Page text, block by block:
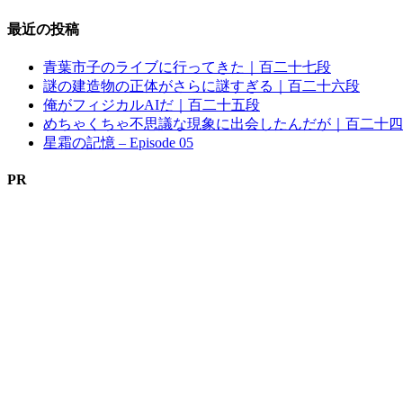
最近の投稿
青葉市子のライブに行ってきた｜百二十七段
謎の建造物の正体がさらに謎すぎる｜百二十六段
俺がフィジカルAIだ｜百二十五段
めちゃくちゃ不思議な現象に出会したんだが｜百二十
星霜の記憶 – Episode 05
PR